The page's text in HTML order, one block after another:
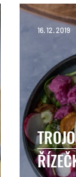
16. 12. 2019